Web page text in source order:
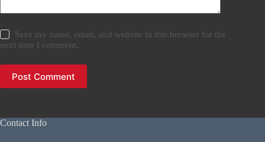
Save my name, email, and website in this browser for the
next time I comment.
Post Comment
Contact Info